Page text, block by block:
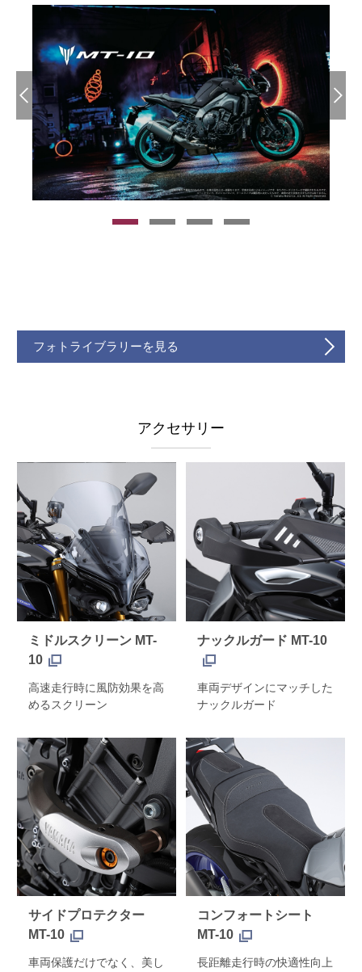
フォトライブラリーを見る
アクセサリー
ミドルスクリーン MT-
10
高速走行時に風防効果を高
めるスクリーン
ナックルガード MT-10
車両デザインにマッチした
ナックルガード
サイドプロテクター
MT-10
車両保護だけでなく、美し
コンフォートシート
MT-10
長距離走行時の快適性向上